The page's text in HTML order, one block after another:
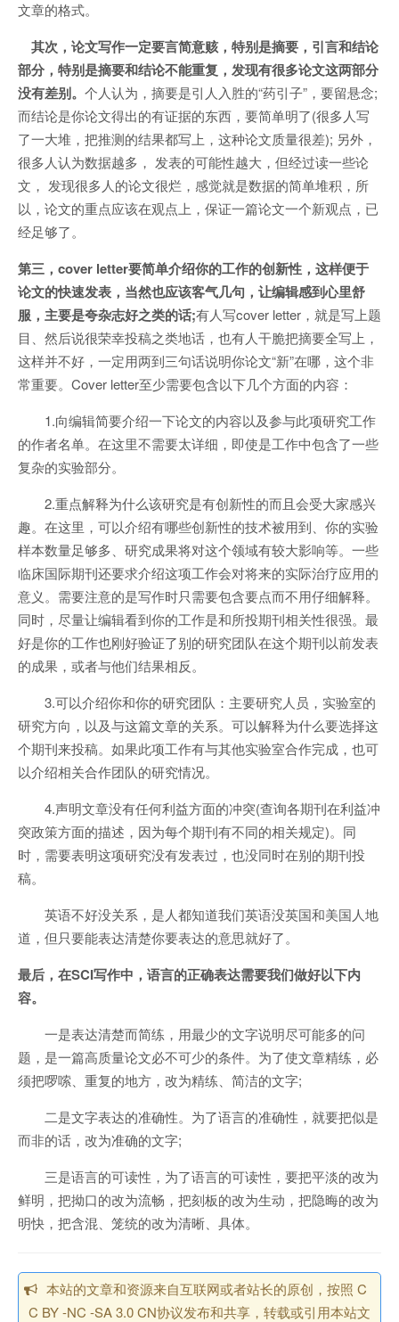
文章的格式。
其次，论文写作一定要言简意赅，特别是摘要，引言和结论
部分，特别是摘要和结论不能重复，发现有很多论文这两部分
没有差别。 个人认为，摘要是引人入胜的“药引子”，要留悬念;
而结论是你论文得出的有证据的东西，要简单明了(很多人写
了一大堆，把推测的结果都写上，这种论文质量很差); 另外，
很多人认为数据越多， 发表的可能性越大，但经过读一些论
文， 发现很多人的论文很烂，感觉就是数据的简单堆积，所
以，论文的重点应该在观点上，保证一篇论文一个新观点，已
经足够了。
第三，cover letter要简单介绍你的工作的创新性，这样便于
论文的快速发表，当然也应该客气几句，让编辑感到心里舒
服，主要是夸杂志好之类的话;有人写cover letter，就是写上题
目、然后说很荣幸投稿之类地话，也有人干脆把摘要全写上，
这样并不好，一定用两到三句话说明你论文“新”在哪，这个非
常重要。Cover letter至少需要包含以下几个方面的内容：
1.向编辑简要介绍一下论文的内容以及参与此项研究工作
的作者名单。在这里不需要太详细，即使是工作中包含了一些
复杂的实验部分。
2.重点解释为什么该研究是有创新性的而且会受大家感兴
趣。在这里，可以介绍有哪些创新性的技术被用到、你的实验
样本数量足够多、研究成果将对这个领域有较大影响等。一些
临床国际期刊还要求介绍这项工作会对将来的实际治疗应用的
意义。需要注意的是写作时只需要包含要点而不用仔细解释。
同时，尽量让编辑看到你的工作是和所投期刊相关性很强。最
好是你的工作也刚好验证了别的研究团队在这个期刊以前发表
的成果，或者与他们结果相反。
3.可以介绍你和你的研究团队：主要研究人员，实验室的
研究方向，以及与这篇文章的关系。可以解释为什么要选择这
个期刊来投稿。如果此项工作有与其他实验室合作完成，也可
以介绍相关合作团队的研究情况。
4.声明文章没有任何利益方面的冲突(查询各期刊在利益冲
突政策方面的描述，因为每个期刊有不同的相关规定)。同
时，需要表明这项研究没有发表过，也没同时在别的期刊投
稿。
英语不好没关系，是人都知道我们英语没英国和美国人地
道，但只要能表达清楚你要表达的意思就好了。
最后，在SCI写作中，语言的正确表达需要我们做好以下内
容。
一是表达清楚而简练，用最少的文字说明尽可能多的问
题，是一篇高质量论文必不可少的条件。为了使文章精练，必
须把啰嗦、重复的地方，改为精练、简洁的文字;
二是文字表达的准确性。为了语言的准确性，就要把似是
而非的话，改为准确的文字;
三是语言的可读性，为了语言的可读性，要把平淡的改为
鲜明，把拗口的改为流畅，把刻板的改为生动，把隐晦的改为
明快，把含混、笼统的改为清晰、具体。
本站的文章和资源来自互联网或者站长的原创，按照 C
C BY -NC -SA 3.0 CN协议发布和共享，转载或引用本站文